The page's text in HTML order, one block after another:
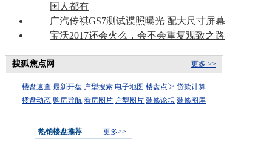
国人都有
广汽传祺GS7测试谍照曝光 配大尺寸屏幕
宝沃2017还会火么，会不会重复观致之路
更多 >>
搜狐焦点网
楼盘速查 最新开盘 户型搜索 电子地图 楼盘点评 贷款计算
楼盘动态 购房导航 看房图片 户型图片 装修论坛 装修图库
热销楼盘推荐 更多>>